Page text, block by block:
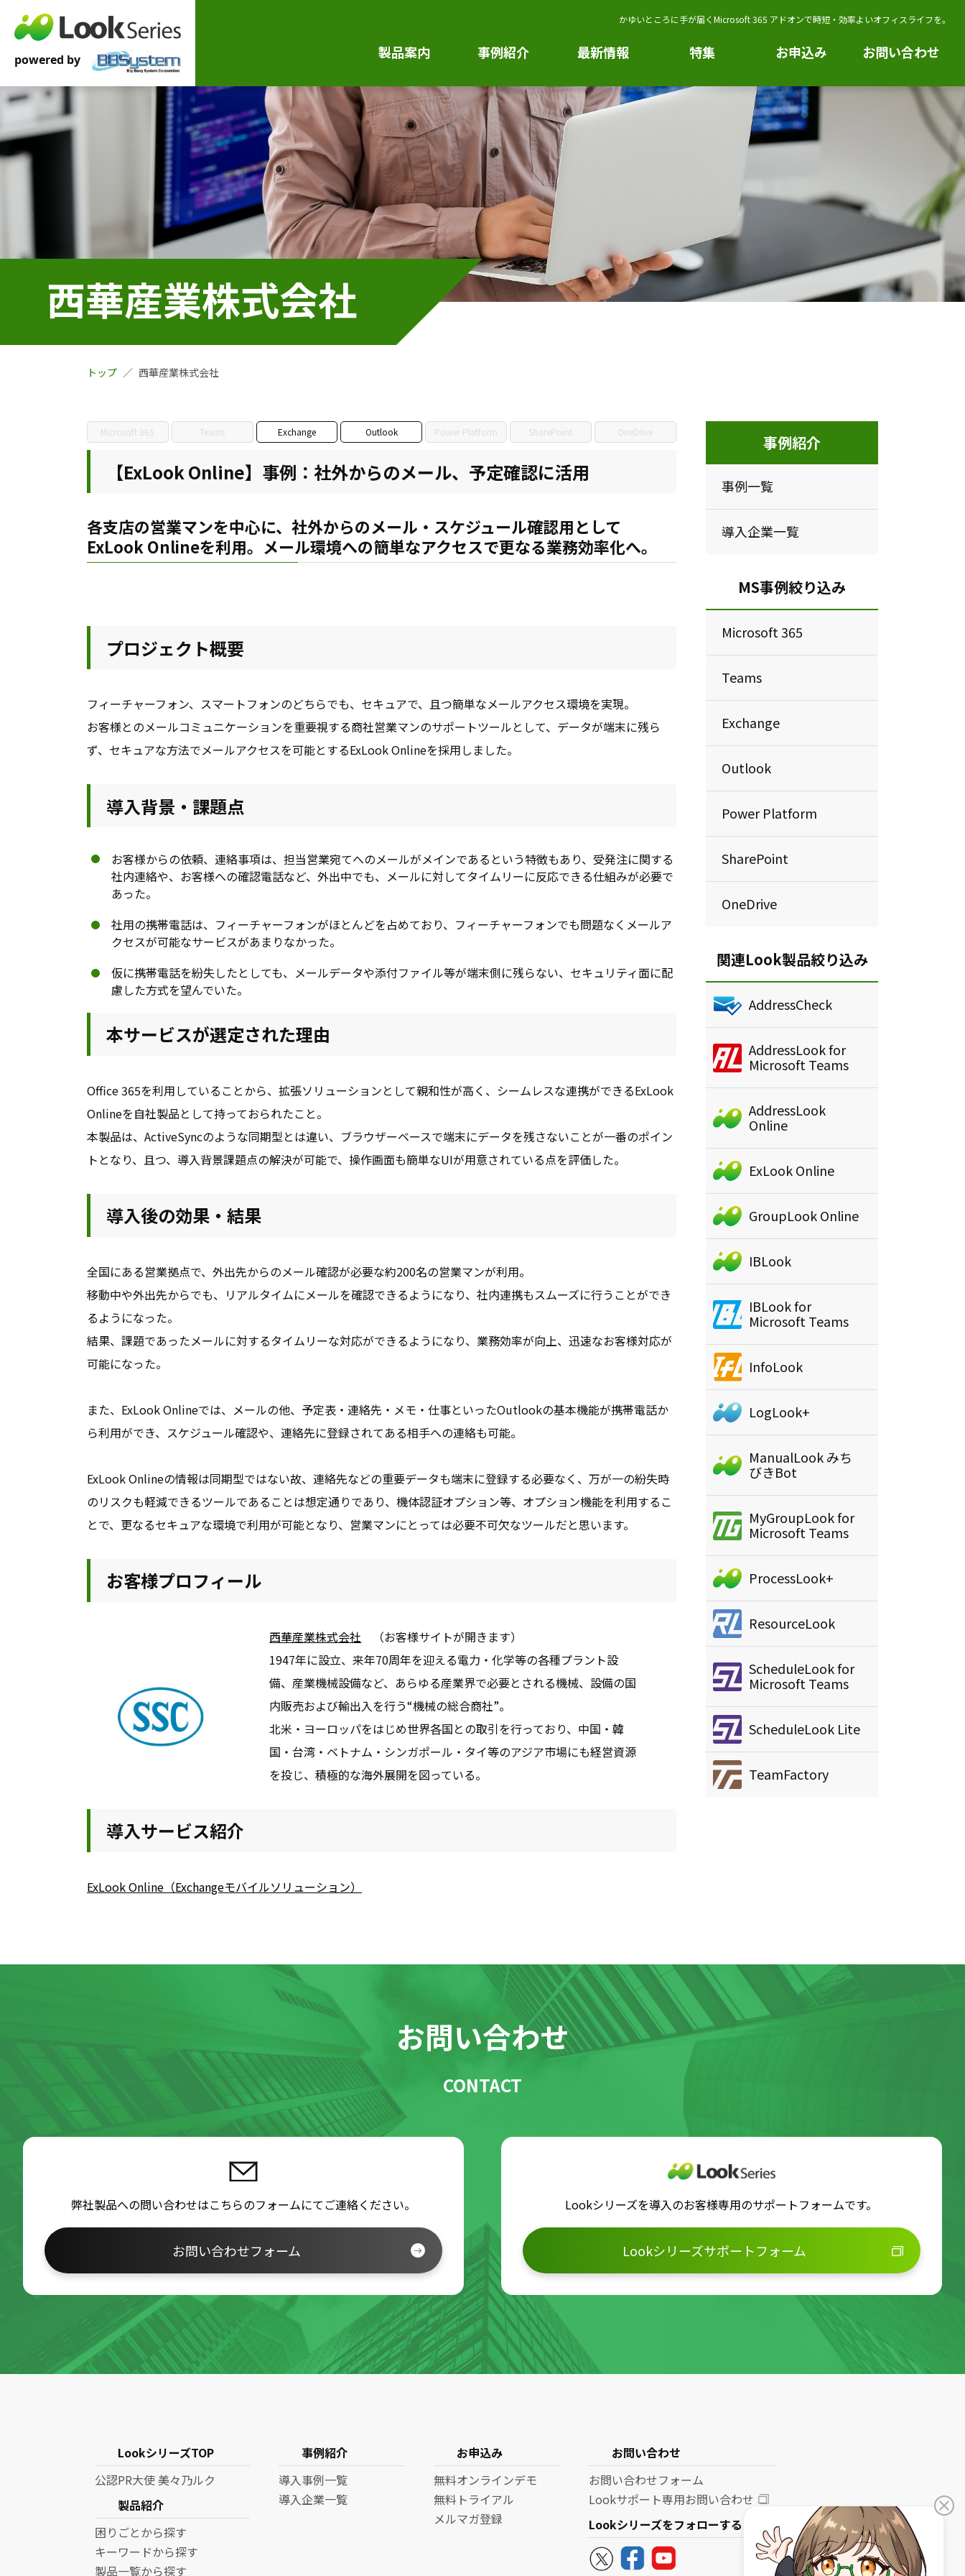
かゆいところに手が届くMicrosoft 365 アドオンで時短・効率よいオフィスライフを。
製品案内 事例紹介 最新情報 特集 お申込み お問い合わせ
西華産業株式会社
トップ 西華産業株式会社
Microsoft 365 Teams Exchange Outlook Power Platform SharePoint OneDrive
【ExLook Online】事例：社外からのメール、予定確認に活用
各支店の営業マンを中心に、社外からのメール・スケジュール確認用として
ExLook Onlineを利用。メール環境への簡単なアクセスで更なる業務効率化へ。
プロジェクト概要
フィーチャーフォン、スマートフォンのどちらでも、セキュアで、且つ簡単なメールアクセス環境を実現。
お客様とのメールコミュニケーションを重要視する商社営業マンのサポートツールとして、データが端末に残ら
ず、セキュアな方法でメールアクセスを可能とするExLook Onlineを採用しました。
導入背景・課題点
お客様からの依頼、連絡事項は、担当営業宛てへのメールがメインであるという特徴もあり、受発注に関する
社内連絡や、お客様への確認電話など、外出中でも、メールに対してタイムリーに反応できる仕組みが必要で
あった。
社用の携帯電話は、フィーチャーフォンがほとんどを占めており、フィーチャーフォンでも問題なくメールア
クセスが可能なサービスがあまりなかった。
仮に携帯電話を紛失したとしても、メールデータや添付ファイル等が端末側に残らない、セキュリティ面に配
慮した方式を望んでいた。
本サービスが選定された理由
Office 365を利用していることから、拡張ソリューションとして親和性が高く、シームレスな連携ができるExLook
Onlineを自社製品として持っておられたこと。
本製品は、ActiveSyncのような同期型とは違い、ブラウザーベースで端末にデータを残さないことが一番のポイン
トとなり、且つ、導入背景課題点の解決が可能で、操作画面も簡単なUIが用意されている点を評価した。
導入後の効果・結果
全国にある営業拠点で、外出先からのメール確認が必要な約200名の営業マンが利用。
移動中や外出先からでも、リアルタイムにメールを確認できるようになり、社内連携もスムーズに行うことができ
るようになった。
結果、課題であったメールに対するタイムリーな対応ができるようになり、業務効率が向上、迅速なお客様対応が
可能になった。
また、ExLook Onlineでは、メールの他、予定表・連絡先・メモ・仕事といったOutlookの基本機能が携帯電話か
ら利用ができ、スケジュール確認や、連絡先に登録されてある相手への連絡も可能。
ExLook Onlineの情報は同期型ではない故、連絡先などの重要データも端末に登録する必要なく、万が一の紛失時
のリスクも軽減できるツールであることは想定通りであり、機体認証オプション等、オプション機能を利用するこ
とで、更なるセキュアな環境で利用が可能となり、営業マンにとっては必要不可欠なツールだと思います。
お客様プロフィール
西華産業株式会社 （お客様サイトが開きます）
1947年に設立、来年70周年を迎える電力・化学等の各種プラント設
備、産業機械設備など、あらゆる産業界で必要とされる機械、設備の国
内販売および輸出入を行う“機械の総合商社”。
北米・ヨーロッパをはじめ世界各国との取引を行っており、中国・韓
国・台湾・ベトナム・シンガポール・タイ等のアジア市場にも経営資源
を投じ、積極的な海外展開を図っている。
導入サービス紹介
ExLook Online（Exchangeモバイルソリューション）
事例紹介
事例一覧
導入企業一覧
MS事例絞り込み
Microsoft 365
Teams
Exchange
Outlook
Power Platform
SharePoint
OneDrive
関連Look製品絞り込み
AddressCheck
AddressLook for
Microsoft Teams
AddressLook
Online
ExLook Online
GroupLook Online
IBLook
IBLook for
Microsoft Teams
InfoLook
LogLook+
ManualLook みち
びきBot
MyGroupLook for
Microsoft Teams
ProcessLook+
ResourceLook
ScheduleLook for
Microsoft Teams
ScheduleLook Lite
TeamFactory
お問い合わせ
CONTACT
弊社製品への問い合わせはこちらのフォームにてご連絡ください。
お問い合わせフォーム
Lookシリーズを導入のお客様専用のサポートフォームです。
Lookシリーズサポートフォーム
LookシリーズTOP
公認PR大使 美々乃ルク
製品紹介
困りごとから探す
キーワードから探す
製品一覧から探す
事例紹介
導入事例一覧
導入企業一覧
お申込み
無料オンラインデモ
無料トライアル
メルマガ登録
お問い合わせ
お問い合わせフォーム
Lookサポート専用お問い合わせ
Lookシリーズをフォローする